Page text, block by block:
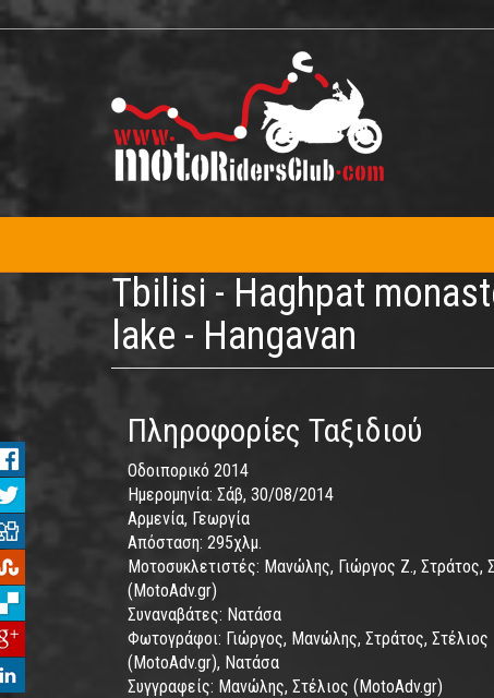
Παράκαμψη
προς
περιεχόμενο
Tbilisi - Haghpat
lake - Hangavan
Πληροφορίες Ταξιδιού
Οδοιπορικό 2014
Ημερομηνία: Σάβ, 30/08/2014
Αρμενία, Γεωργία
Απόσταση: 295χλμ.
Μοτοσυκλετιστές: Μανώλης, Γιώργος Ζ., Στράτος,
(MotoAdv.gr)
Συναναβάτες: Νατάσα
Φωτογράφοι: Γιώργος, Μανώλης, Στράτος, Στέλιος
(MotoAdv.gr), Νατάσα
Συγγραφείς: Μανώλης, Στέλιος (MotoAdv.gr)